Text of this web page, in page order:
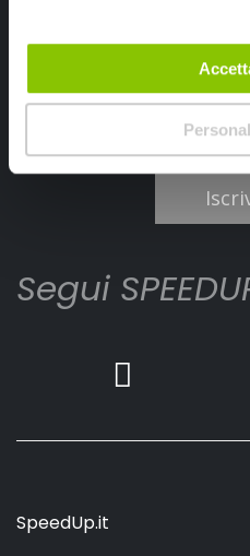
Ho letto e
Segui
SpeedUp.it